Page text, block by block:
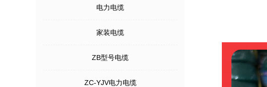
电力电缆
家装电缆
ZB型号电缆
ZC-YJV电力电缆